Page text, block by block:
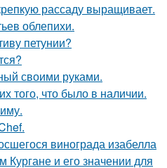
рассаду выращивает.
облепихи.
петунии?
своими руками.
того, что было в наличии.
винограда изабелла
и его значении для